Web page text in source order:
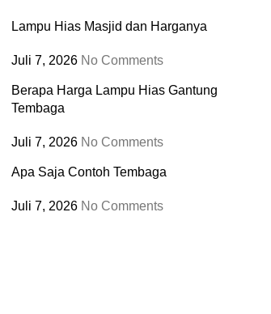
Lampu Hias Masjid dan Harganya
Juli 7, 2026 No Comments
Berapa Harga Lampu Hias Gantung
Tembaga
Juli 7, 2026 No Comments
Apa Saja Contoh Tembaga
Juli 7, 2026 No Comments